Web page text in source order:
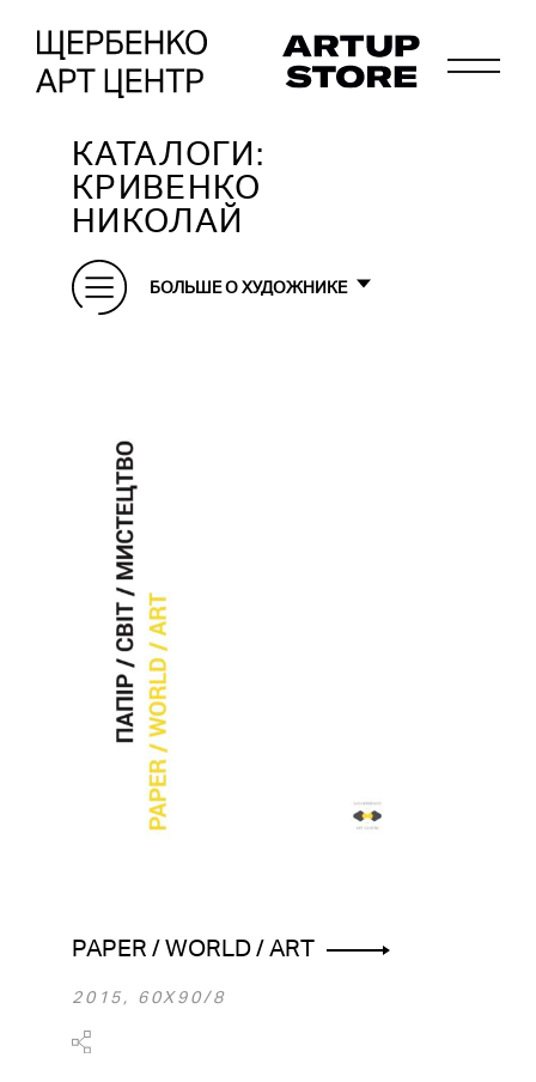
КАТАЛОГИ:
КРИВЕНКО
НИКОЛАЙ
БОЛЬШЕ О ХУДОЖНИКЕ
PAPER / WORLD / ART
2015, 60Х90/8